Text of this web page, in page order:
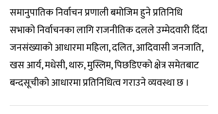
समानुपातिक निर्वाचन प्रणाली बमोजिम हुने प्रतिनिधि
सभाको निर्वाचनका लागि राजनीतिक दलले उम्मेदवारी दिँदा
जनसंख्याको आधारमा महिला, दलित, आदिवासी जनजाति,
खस आर्य, मधेसी, थारु, मुस्लिम, पिछडिएको क्षेत्र समेतबाट
बन्दसूचीको आधारमा प्रतिनिधित्व गराउने व्यवस्था छ ।